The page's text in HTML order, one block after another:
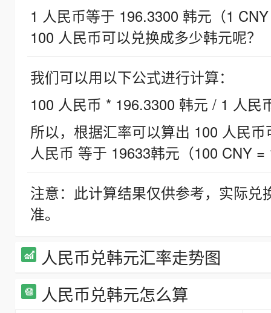
1 人民币等于 196.3300 韩元（1
100 人民币可以兑换成多少韩元呢？
我们可以用以下公式进行计算：
100 人民币 * 196.3300 韩元 / 1 人民
所以，根据汇率可以算出 100 人民
人民币 等于 19633韩元（100 CNY =
注意：此计算结果仅供参考，实际
准。
人民币兑韩元汇率走势图
人民币兑韩元怎么算